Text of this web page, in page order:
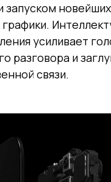
запуском
графики.
усиливает
разговора и
связи.